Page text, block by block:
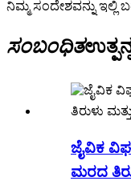
ನಿಮ್ಮ ಸಂದೇಶವನ್ನು ಇಲ್ಲಿ
ಸಂಬಂಧಿತ
ಜೈವಿಕ
ಮರದ